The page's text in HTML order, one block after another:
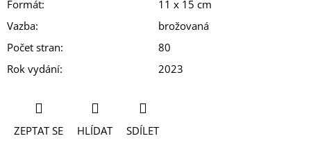
Formát:
11 x 15 cm
Vazba:
brožovaná
Počet stran:
80
Rok vydání: 2023
ZEPTAT SE HLÍDAT SDÍLET